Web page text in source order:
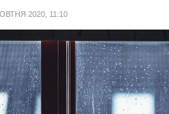
2020, 11:10